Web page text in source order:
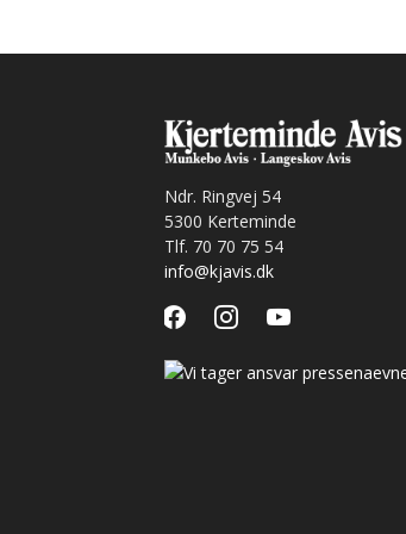
Ndr. Ringvej 54
5300 Kerteminde
Tlf. 70 70 75 54
info@kjavis.dk
facebookinstagramyoutube